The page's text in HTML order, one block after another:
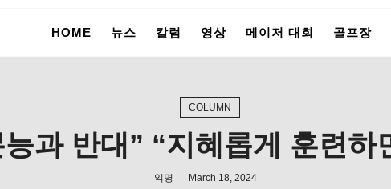
HOME 뉴스 칼럼 영상 메이저 대회 골프장
COLUMN
과 반대” “지혜롭게 훈련하
익명 March 18, 2024